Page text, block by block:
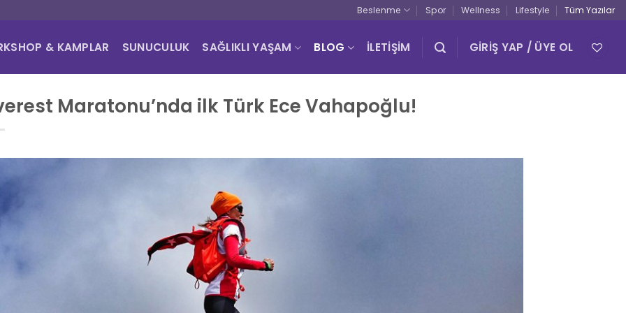
Beslenme Spor Wellness Lifestyle Tüm Yazılar
& KAMPLAR SUNUCULUK SAĞLIKLI YAŞAM BLOG İLETİŞİM GIRIŞ YAP / ÜYE OL
Maratonu’nda ilk Türk Ece Vahapoğlu!